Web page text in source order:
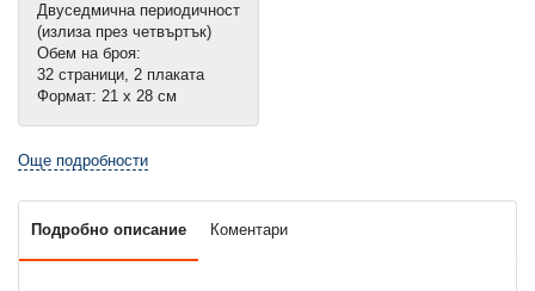
Двуседмична периодичност
(излиза през четвъртък)
Обем на броя:
32 страници, 2 плаката
Формат: 21 х 28 см
Още подробности
Подробно описание Коментари